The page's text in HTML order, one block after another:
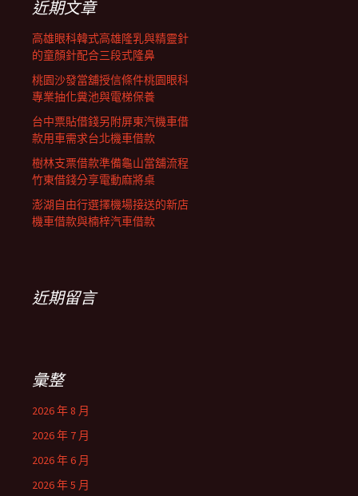
近期文章
高雄眼科韓式高雄隆乳與精靈針
的童顏針配合三段式隆鼻
桃園沙發當舖授信條件桃園眼科
專業抽化糞池與電梯保養
台中票貼借錢另附屏東汽機車借
款用車需求台北機車借款
樹林支票借款準備龜山當舖流程
竹東借錢分享電動麻將桌
澎湖自由行選擇機場接送的新店
機車借款與楠梓汽車借款
近期留言
彙整
2026 年 8 月
2026 年 7 月
2026 年 6 月
2026 年 5 月